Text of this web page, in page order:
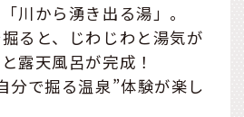
川から湧き出る湯」。
ると、じわじわと湯気が
露天風呂が完成！
分で掘る温泉”体験が楽し